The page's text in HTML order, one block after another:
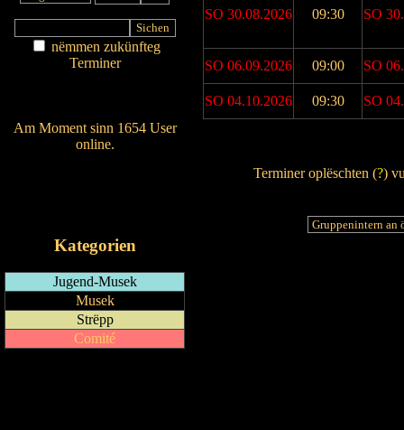
nëmmen zukünfteg
Terminer
Am Moment sinn 1654 User
online.
Kategorien
Jugend-Musek
Musek
Strëpp
Comité
SO 30.08.2026 09:30 SO
SO 06.09.2026 09:00 SO
SO 04.10.2026 09:30 SO
Terminer oplëschten (?)